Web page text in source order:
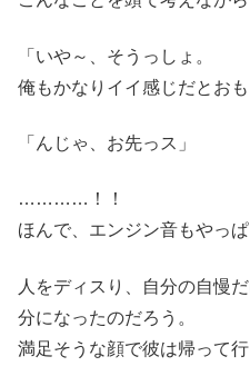
「いや～、そうっしょ。
俺もかなりイイ感じだとおも
「んじゃ、お先っス」
…………！！
ほんで、エンジン音もやっぱ
人をディスり、自分の自慢
分になったのだろう。
満足そうな顔で彼は帰って行